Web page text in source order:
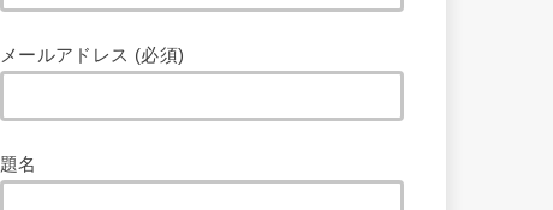
メールアドレス (必須)
題名